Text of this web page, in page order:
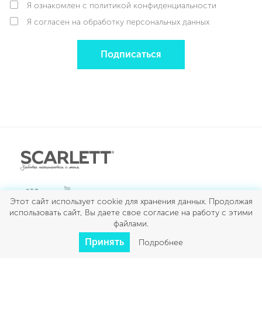
Я ознакомлен с политикой конфиденциальности
Я согласен на обработку персональных данных
Подписаться
Этот сайт использует cookie для хранения данных. Продолжая
использовать сайт, Вы даете свое согласие на работу с этими
файлами.
Принять Подробнее